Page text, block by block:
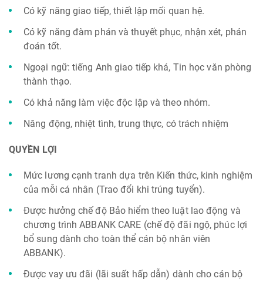
Có kỹ năng giao tiếp, thiết lập mối quan hệ.
Có kỹ năng đàm phán và thuyết phục, nhận xét, phán
đoán tốt.
Ngoại ngữ: tiếng Anh giao tiếp khá, Tin học văn phòng
thành thạo.
Có khả năng làm việc độc lập và theo nhóm.
Năng động, nhiệt tình, trung thực, có trách nhiệm
QUYỀN LỢI
Mức lương cạnh tranh dựa trên Kiến thức, kinh nghiệm
của mỗi cá nhân (Trao đổi khi trúng tuyển).
Được hưởng chế độ Bảo hiểm theo luật lao động và
chương trình ABBANK CARE (chế độ đãi ngộ, phúc lợi
bổ sung dành cho toàn thể cán bộ nhân viên
ABBANK).
Được vay ưu đãi (lãi suất hấp dẫn) dành cho cán bộ